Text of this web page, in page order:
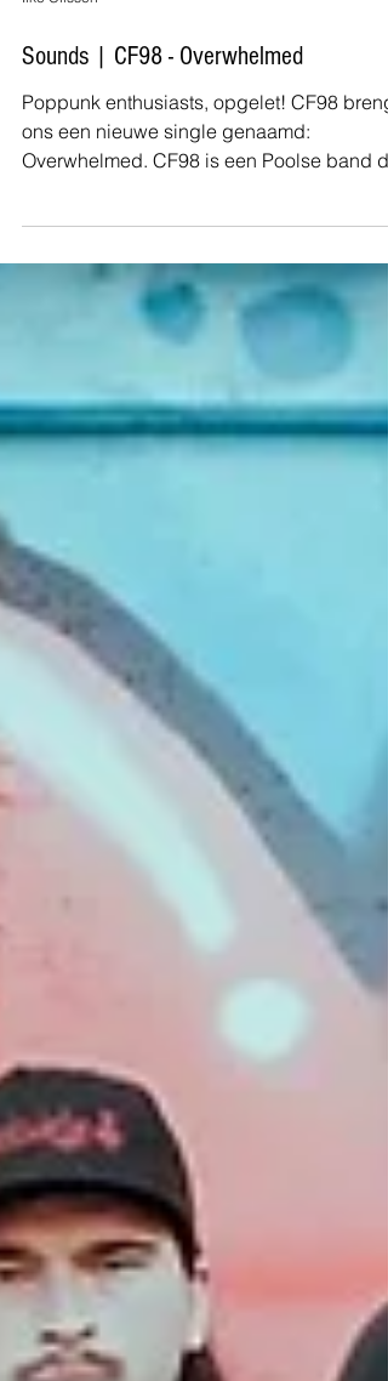
Sounds | CF98 - Overwhelmed
Poppunk enthusiasts, opgelet! CF98 brengt
ons een nieuwe single genaamd:
Overwhelmed. CF98 is een Poolse band
Fest, waar ze mij helemaal van mijn sokken
wisten te blazen. Sindsdien ben ik lichtjes
geobsedeerd door hun muziek. Deze
nieuwste single klinkt weer even tof als ik
intussen gewoon ben van de band, al is het
onderwerp misschien net iets mind